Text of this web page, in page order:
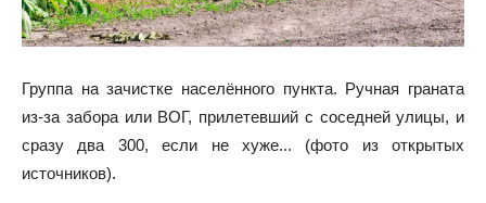
Группа на зачистке населённого пункта. Ручная граната
из-за забора или ВОГ, прилетевший с соседней улицы, и
сразу два 300, если не хуже... (фото из открытых
источников).